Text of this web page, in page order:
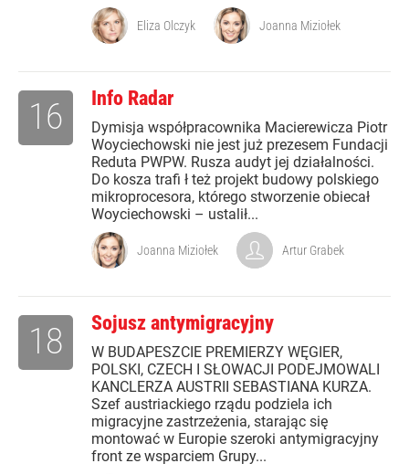
Eliza Olczyk Joanna Miziołek
Info Radar
Dymisja współpracownika Macierewicza Piotr
Woyciechowski nie jest już prezesem Fundacji
Reduta PWPW. Rusza audyt jej działalności.
Do kosza trafi ł też projekt budowy polskiego
mikroprocesora, którego stworzenie obiecał
Woyciechowski – ustalił...
16
Joanna Miziołek Artur Grabek
Sojusz antymigracyjny
W BUDAPESZCIE PREMIERZY WĘGIER,
POLSKI, CZECH I SŁOWACJI PODEJMOWALI
KANCLERZA AUSTRII SEBASTIANA KURZA.
Szef austriackiego rządu podziela ich
migracyjne zastrzeżenia, starając się
montować w Europie szeroki antymigracyjny
front ze wsparciem Grupy...
18